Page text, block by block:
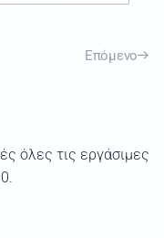
Επόμενο
όλες τις εργάσιμες